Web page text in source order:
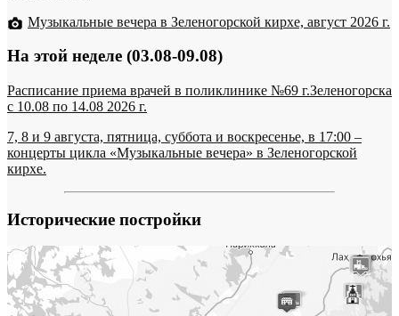
Музыкальные вечера в Зеленогорской кирхе, август 2026 г.
На этой неделе (03.08-09.08)
Расписание приема врачей в поликлинике №69 г.Зеленогорска
c 10.08 по 14.08 2026 г.
7, 8 и 9 августа, пятница, суббота и воскресенье, в 17:00 –
концерты цикла «Музыкальные вечера» в Зеленогорской
кирхе.
Исторические постройки